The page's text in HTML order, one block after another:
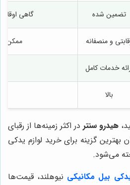
تضمین شده گاهی اوقات
و منصفانه ممکن
خدمات کامل
بالا
هیدرو سنتر در اکثر زمینه‌ها از رقبای
گزینه برای خرید لوازم یدکی
می‌شود.
بیل مکانیکی نیوهلند، قیمت‌ها